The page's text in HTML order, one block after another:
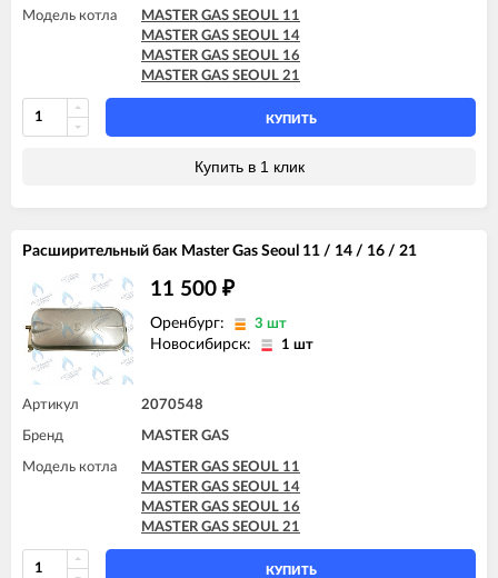
Модель котла
MASTER GAS SEOUL 11
MASTER GAS SEOUL 14
MASTER GAS SEOUL 16
MASTER GAS SEOUL 21
КУПИТЬ
Купить в 1 клик
Расширительный бак Master Gas Seoul 11 / 14 / 16 / 21
11 500 ₽
Оренбург: 3 шт
Новосибирск: 1 шт
Артикул 2070548
Бренд MASTER GAS
Модель котла
MASTER GAS SEOUL 11
MASTER GAS SEOUL 14
MASTER GAS SEOUL 16
MASTER GAS SEOUL 21
КУПИТЬ